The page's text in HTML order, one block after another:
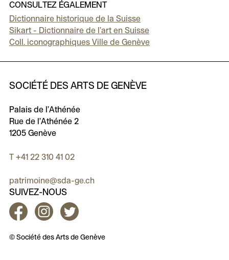
CONSULTEZ ÉGALEMENT
Dictionnaire historique de la Suisse
Sikart - Dictionnaire de l’art en Suisse
Coll. iconographiques Ville de Genève
SOCIÉTÉ DES ARTS DE GENÈVE
Palais de l’Athénée
Rue de l’Athénée 2
1205 Genève
T +41 22 310 41 02
patrimoine@sda-ge.ch
SUIVEZ-NOUS
FacebookInstagram
© Société des Arts de Genève